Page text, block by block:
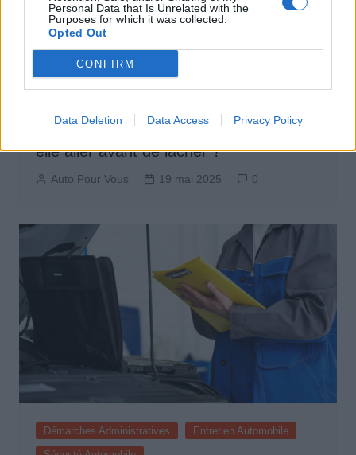
Personal Data that Is Unrelated with the
Purposes for which it was collected.
Opted Out
CONFIRM
Data Deletion Data Access Privacy Policy
Courroie de distribution : jusqu’où peut-
elle aller avant de lâcher ?
Auto Pour Vous 19 mai 2025 0
Démarches Administratives
Entretien Automobile